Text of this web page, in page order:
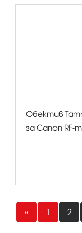
Обектив
за Canon RF-
« 1 2